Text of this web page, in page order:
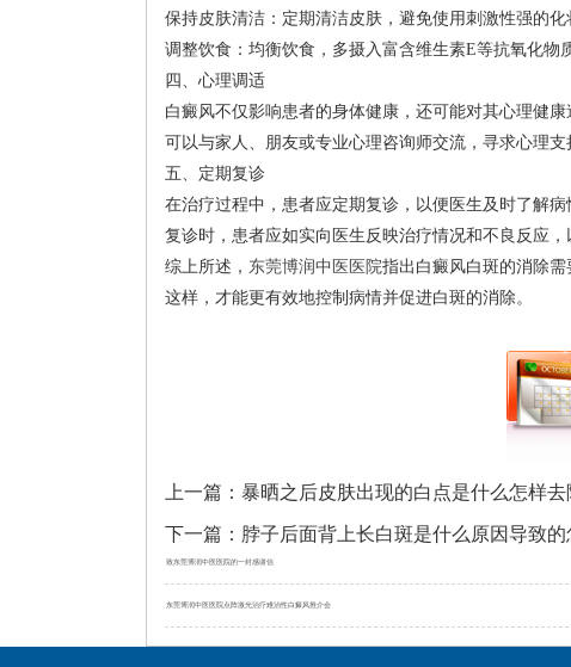
保持皮肤清洁：定期清洁皮肤，避免使用刺激性强的化
调整饮食：均衡饮食，多摄入富含维生素E等抗氧化物
四、心理调适
白癜风不仅影响患者的身体健康，还可能对其心理健
可以与家人、朋友或专业心理咨询师交流，寻求心理支
五、定期复诊
在治疗过程中，患者应定期复诊，以便医生及时了解病
复诊时，患者应如实向医生反映治疗情况和不良反应，
综上所述， 东莞博润中医医院指出白癜风白斑的消除
这样，才能更有效地控制病情并促进白斑的消除。
上一篇： 暴晒之后皮肤出现的白点是什么怎样去
下一篇： 脖子后面背上长白斑是什么原因导致的
致东莞博润中医医院的一封感谢信
东莞博润中医医院点阵激光治疗难治性白癜风推介会